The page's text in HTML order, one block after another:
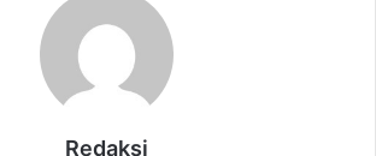
Redaksi